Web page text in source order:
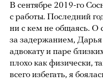
В сентябре 2019-го
с работы. Последний
ни с кем не общаясь. О
за задержанием, Дарья
адвокату и паре
плохо как физически,
всего избегать, я